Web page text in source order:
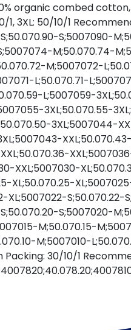
organic combed
10/1, 3XL: 50/10/1
S;5007090-
M;50.070.74-
M;5007072-
L;50.070.71-
L;5007059-
3XL;50.070.55-
3XL;5007044-
XXL;5007030-
XL;50.070.25-
XL;5007022-
S;5007020-
M;50.070.15-
M;5007010-
Packing: 30/10/1